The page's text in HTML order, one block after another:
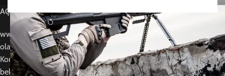
AÇIK RIZA METNİ
www.koshmartactical.com (Koshmar Tactical) web sitesine üye
olan veya alışveriş yapan kişiler olarak, 6698 sayılı Kişisel Verilerin
Korunması Kanunu (KVKK) kapsamında, kişisel verilerimin aşağıda
belirtilen kapsamda işlenmesine açık rıza verdiğimi kabul ederim.